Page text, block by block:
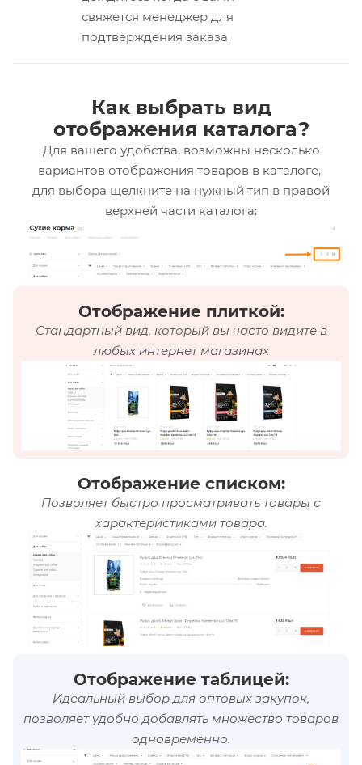
свяжется менеджер для
подтверждения заказа.
Как выбрать вид
отображения каталога?
Для вашего удобства, возможны несколько
вариантов отображения товаров в каталоге,
для выбора щелкните на нужный тип в правой
верхней части каталога:
Отображение плиткой:
Стандартный вид, который вы часто видите в
любых интернет магазинах
Отображение списком:
Позволяет быстро просматривать товары с
характеристиками товара.
Отображение таблицей:
Идеальный выбор для оптовых закупок,
позволяет удобно добавлять множество товаров
одновременно.